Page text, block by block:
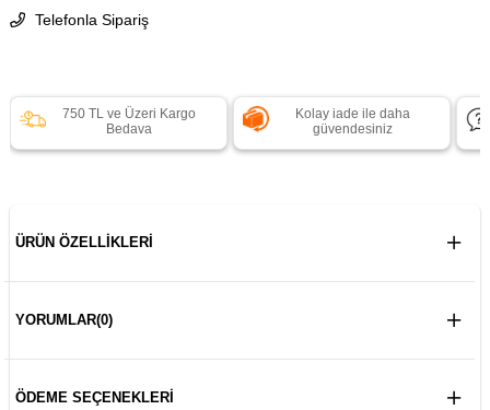
Telefonla Sipariş
750 TL ve Üzeri Kargo
Bedava
Kolay iade ile daha
güvendesiniz
ÜRÜN ÖZELLIKLERI
YORUMLAR(0)
ÖDEME SEÇENEKLERI